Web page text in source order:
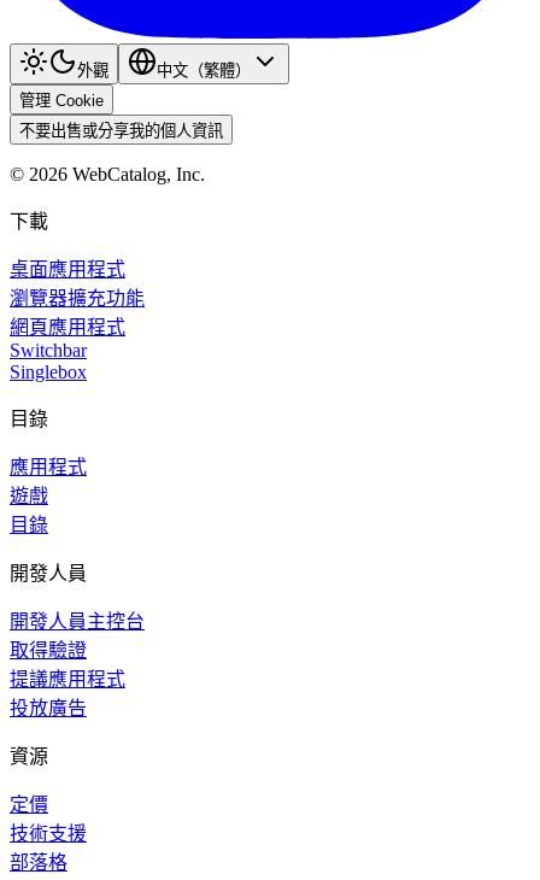
外觀
中文（繁體）
管理 Cookie
不要出售或分享我的個人資訊
© 2026 WebCatalog, Inc.
下載
桌面應用程式
瀏覽器擴充功能
網頁應用程式
Switchbar
Singlebox
目錄
應用程式
遊戲
目錄
開發人員
開發人員主控台
取得驗證
提議應用程式
投放廣告
資源
定價
技術支援
部落格